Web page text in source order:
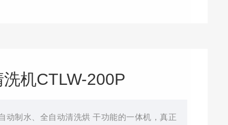
机CTLW-200P
动制水、全自动清洗烘 干功能的一体机，真正